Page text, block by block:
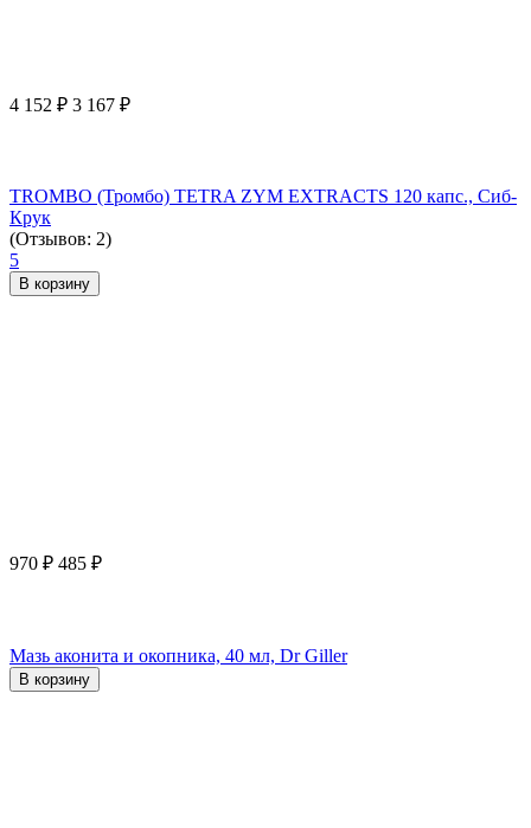
4 152 ₽ 3 167 ₽
TROMBO (Тромбо) TETRA ZYM EXTRACTS 120 капс., Сиб-
Крук
(Отзывов: 2)
5
В корзину
970 ₽ 485 ₽
Мазь аконита и окопника, 40 мл, Dr Giller
В корзину